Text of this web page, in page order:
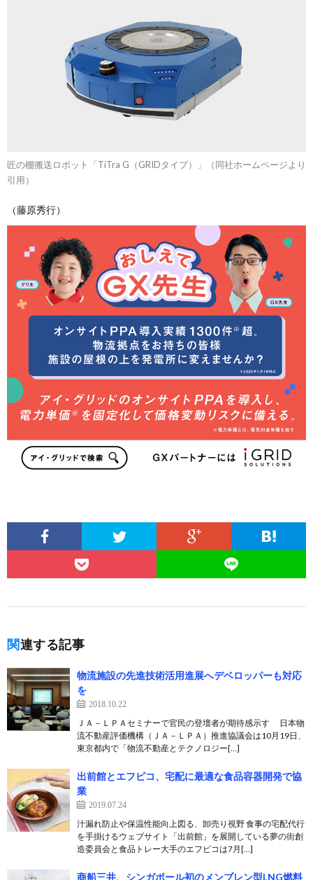
匠の棚搬送ロボット「TiTra G（GRIDタイプ）」（同社ホームページより
引用）
（藤原秀行）
関連する記事
物流施設の先進技術活用進展へデベロッパーも対応
を
2018.10.22
ＪＡ－ＬＰＡセミナーで官民の登壇者が期待感示す 日本物
流不動産評価機構（ＪＡ－ＬＰＡ）推進協議会は10月19日、
東京都内で「物流不動産とテクノロジー[…]
出前館とエフピコ、宅配に最適な食品容器開発で協
業
2019.07.24
汁漏れ防止や保温性能向上図る、卸売り視野 食事の宅配代行
を手掛けるウェブサイト「出前館」を展開している夢の街創
造委員会と食品トレー大手のエフピコは7月[…]
商船三井、シンガポール初のメンブレン型LNG燃料